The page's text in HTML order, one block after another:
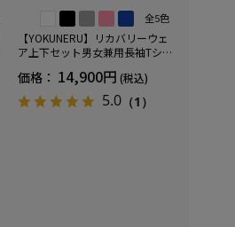
全5色
【YOKUNERU】リカバリーウェ
ア上下セット男女兼用長袖Tシャ
進遠赤外線快眠NANOMIX(R)【一
般医療機器】SS～LLサイズ
価格： 14,900円 (税込)
5.0 （1）